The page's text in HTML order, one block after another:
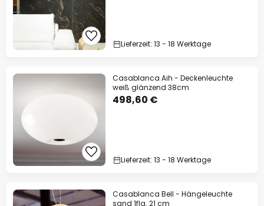
Lieferzeit: 13 - 18 Werktage
Casablanca Aih - Deckenleuchte
weiß glänzend 38cm
498,60 €
Lieferzeit: 13 - 18 Werktage
Casablanca Bell - Hängeleuchte
sand 1flg. 21 cm